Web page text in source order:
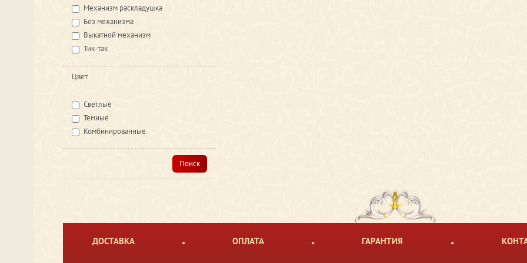
Механизм раскладушка
Без механизма
Выкатной механизм
Тик-так
Цвет
Светлые
Темные
Комбинированные
Поиск
ДОСТАВКА ОПЛАТА ГАРАНТИЯ